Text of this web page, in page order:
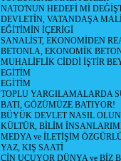
NATO'NUN HEDEFİ Mİ
DEVLETİN, VATANDAŞA
EĞİTİMİN İÇERİGİ
SANALİST, EKONOMİDEN
BETONLA, EKONOMİK
MUHALİFLİK CİDDİ İŞTİR
EGİTİM
EGİTİM
TOPLU YARGILAMALARDA
BATI, GÖZÜMÜZE BATIYOR!
BÜYÜK DEVLET NASIL
KÜLTÜR, BİLİM
MEDYA ve İLETİŞİM
YAZ, KIŞ SAATİ
ÇİN UÇUYOR DÜNYA ve BİZ